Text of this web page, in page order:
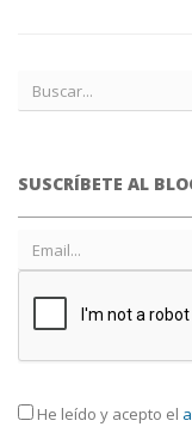
SUSCRÍBETE AL
He leído y acepto el